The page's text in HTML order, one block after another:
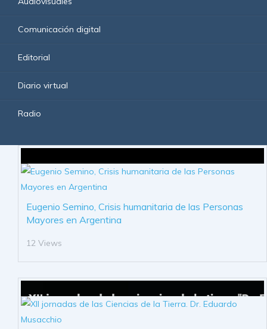
Comunicación digital
Editorial
Diario virtual
Radio
Eugenio Semino, Crisis humanitaria de las Personas
Mayores en Argentina
12 Views